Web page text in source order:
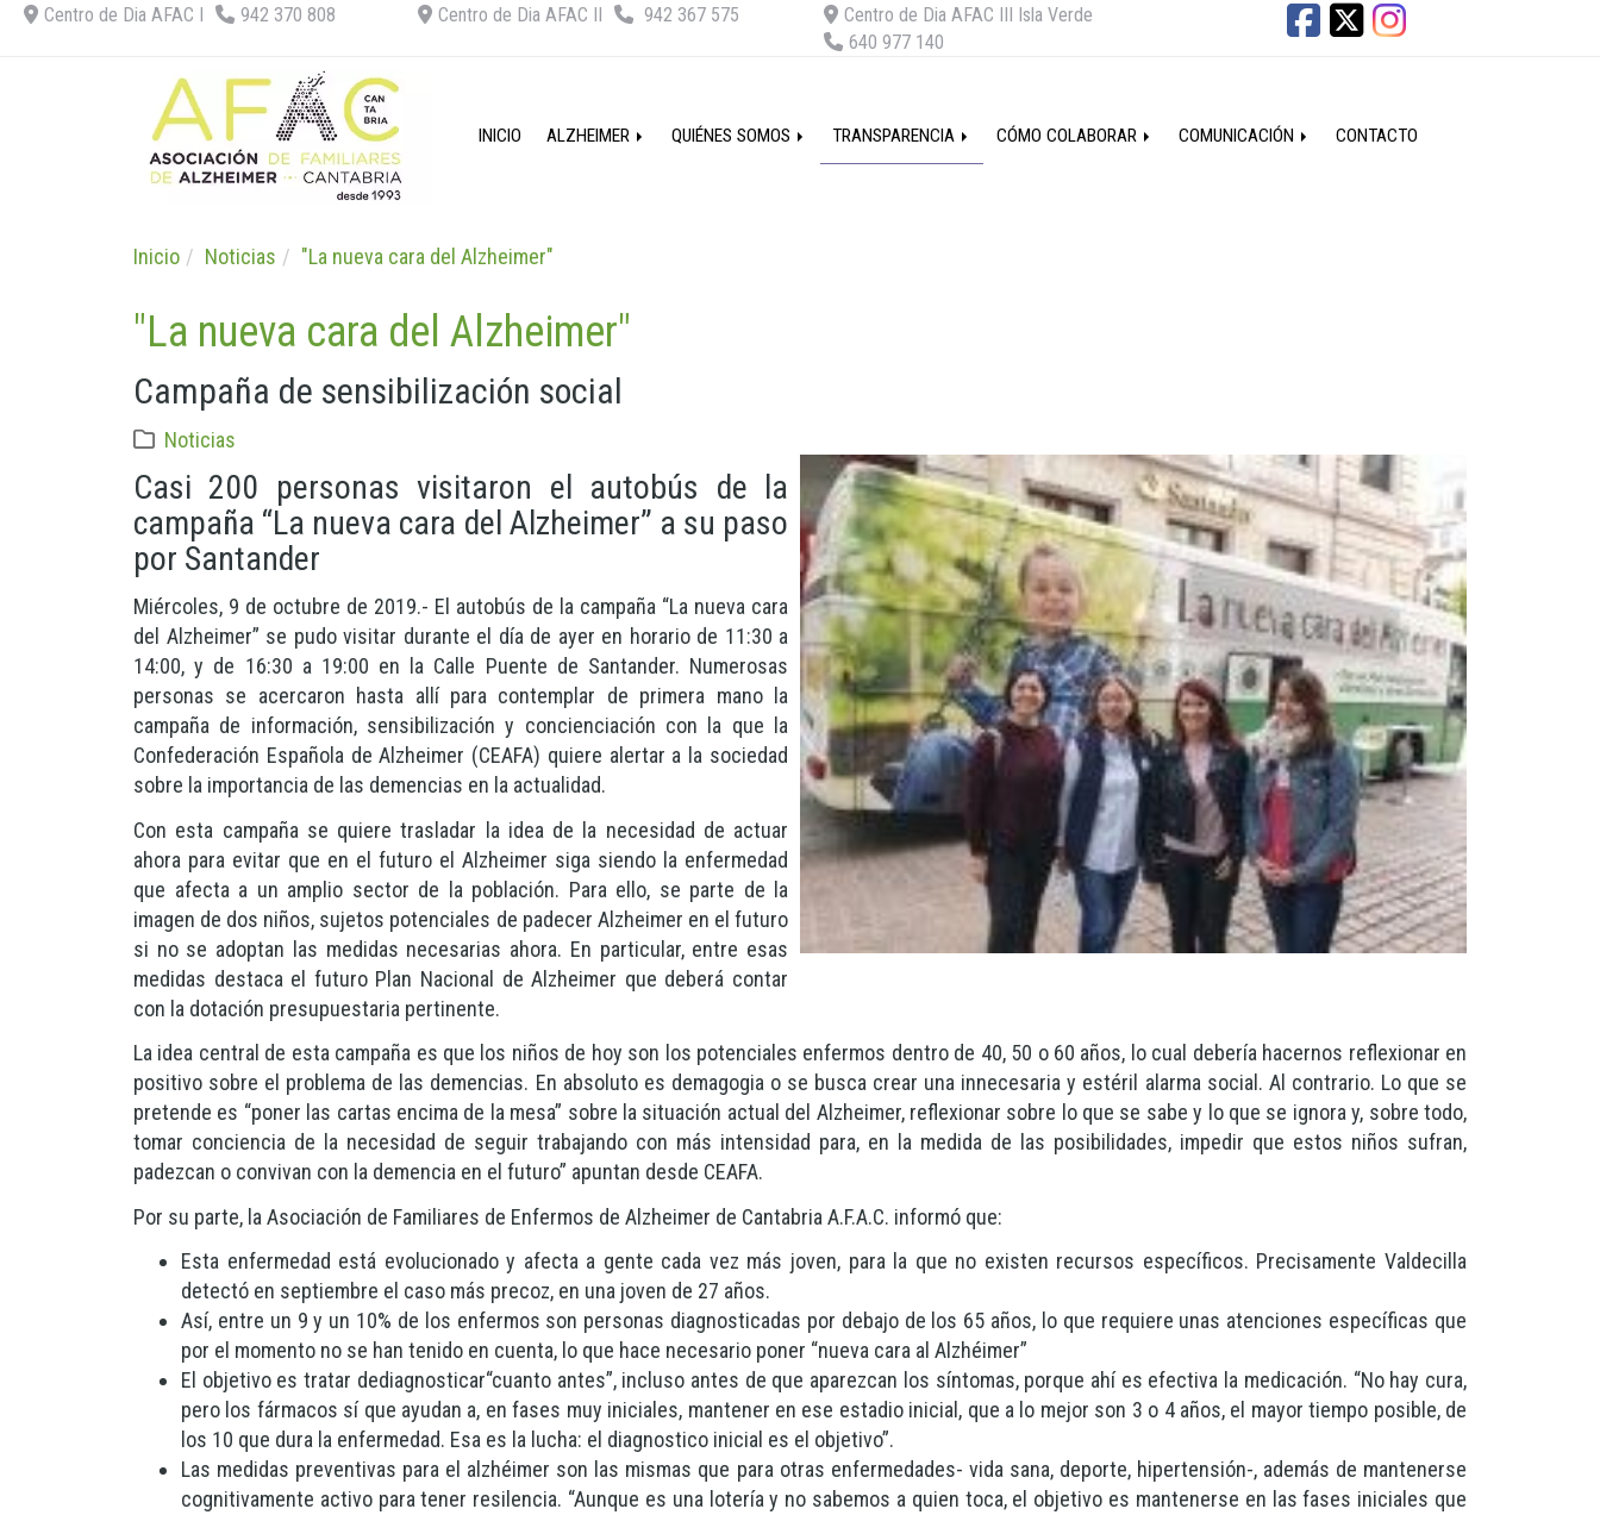
Centro de Dia AFAC I 942 370 808 Centro de Dia AFAC II 942 367 575
Centro de Dia AFAC III Isla Verde
640 977 140
INICIO ALZHEIMER QUIÉNES SOMOS TRANSPARENCIA CÓMO COLABORAR COMUNICACIÓN CONTACTO
Inicio Noticias "La nueva cara del Alzheimer"
"La nueva cara del Alzheimer"
Campaña de sensibilización social
Noticias
Casi 200 personas visitaron el autobús de la
campaña “La nueva cara del Alzheimer” a su paso
por Santander
Miércoles, 9 de octubre de 2019.- El autobús de la campaña “La nueva cara
del Alzheimer” se pudo visitar durante el día de ayer en horario de 11:30 a
14:00, y de 16:30 a 19:00 en la Calle Puente de Santander. Numerosas
personas se acercaron hasta allí para contemplar de primera mano la
campaña de información, sensibilización y concienciación con la que la
Confederación Española de Alzheimer (CEAFA) quiere alertar a la sociedad
sobre la importancia de las demencias en la actualidad.
Con esta campaña se quiere trasladar la idea de la necesidad de actuar
ahora para evitar que en el futuro el Alzheimer siga siendo la enfermedad
que afecta a un amplio sector de la población. Para ello, se parte de la
imagen de dos niños, sujetos potenciales de padecer Alzheimer en el futuro
si no se adoptan las medidas necesarias ahora. En particular, entre esas
medidas destaca el futuro Plan Nacional de Alzheimer que deberá contar
con la dotación presupuestaria pertinente.
La idea central de esta campaña es que los niños de hoy son los potenciales enfermos dentro de 40, 50 o 60 años, lo cual debería hacernos reflexionar en
positivo sobre el problema de las demencias. En absoluto es demagogia o se busca crear una innecesaria y estéril alarma social. Al contrario. Lo que se
pretende es “poner las cartas encima de la mesa” sobre la situación actual del Alzheimer, reflexionar sobre lo que se sabe y lo que se ignora y, sobre todo,
tomar conciencia de la necesidad de seguir trabajando con más intensidad para, en la medida de las posibilidades, impedir que estos niños sufran,
padezcan o convivan con la demencia en el futuro” apuntan desde CEAFA.
Por su parte, la Asociación de Familiares de Enfermos de Alzheimer de Cantabria A.F.A.C. informó que:
Esta enfermedad está evolucionado y afecta a gente cada vez más joven, para la que no existen recursos específicos. Precisamente Valdecilla
detectó en septiembre el caso más precoz, en una joven de 27 años.
Así, entre un 9 y un 10% de los enfermos son personas diagnosticadas por debajo de los 65 años, lo que requiere unas atenciones específicas que
por el momento no se han tenido en cuenta, lo que hace necesario poner “nueva cara al Alzhéimer”
El objetivo es tratar dediagnosticar“cuanto antes”, incluso antes de que aparezcan los síntomas, porque ahí es efectiva la medicación. “No hay cura,
pero los fármacos sí que ayudan a, en fases muy iniciales, mantener en ese estadio inicial, que a lo mejor son 3 o 4 años, el mayor tiempo posible, de
los 10 que dura la enfermedad. Esa es la lucha: el diagnostico inicial es el objetivo”.
Las medidas preventivas para el alzhéimer son las mismas que para otras enfermedades- vida sana, deporte, hipertensión-, además de mantenerse
cognitivamente activo para tener resilencia. “Aunque es una lotería y no sabemos a quien toca, el objetivo es mantenerse en las fases iniciales que